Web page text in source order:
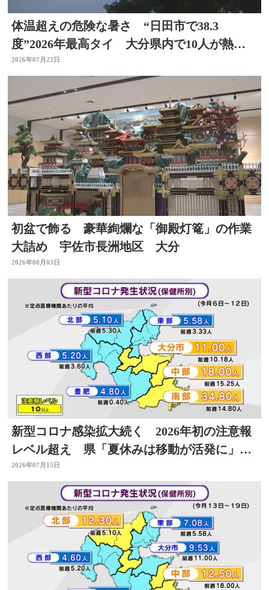
体温超えの危険な暑さ “日田市で38.3
度”2026年最高タイ 大分県内で10人が熱中
症疑いで搬送
2026年07月22日
初盆で飾る 豪華絢爛な「御殿灯篭」の作業
大詰め 宇佐市長洲地区 大分
2026年08月03日
新型コロナ感染拡大続く 2026年初の注意報
レベル超え 県「夏休みは移動が活発に」感
染対策を 大分
2026年07月15日